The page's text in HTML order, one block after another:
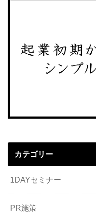
カテゴリー
1DAYセミナー
PR施策